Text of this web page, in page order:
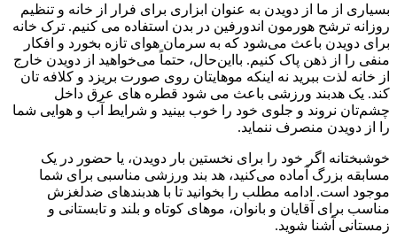
بسیاری از ما از دویدن به عنوان ابزاری برای فرار از خانه و تنظیم
روزانه ترشح هورمون اندورفین در بدن استفاده می کنیم. ترک خانه
برای دویدن باعث می‌شود که به سرمان هوای تازه بخورد و افکار
منفی را از ذهن‌ پاک کنیم. بااین‌حال، حتماً می‌خواهید از دویدن خارج
از خانه لذت ببرید نه اینکه موهایتان روی صورت بریزد و کلافه تان
کند. یک هدبند ورزشی باعث می شود قطره های عرق داخل
چشم‌تان نروند و جلوی خود را خوب بینید و شرایط آب و هوایی شما
را از دویدن منصرف ننماید.
خوشبختانه اگر خود را برای نخستین بار دویدن، یا حضور در یک
مسابقه بزرگ آماده می‌کنید، هد بند ورزشی مناسبی برای شما
موجود است. ادامه مطلب را بخوانید تا با هدبندهای ضدلغزش
مناسب برای آقایان و بانوان، موهای کوتاه و بلند و تابستانی و
زمستانی آشنا شوید.